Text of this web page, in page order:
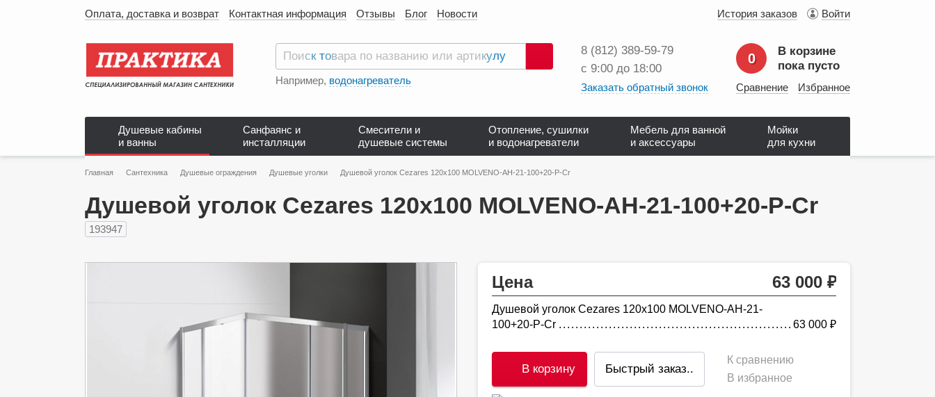
Оплата, доставка и возврат Контактная информация Отзывы Блог Новости История заказов Войти
Поиск
Например, водонагреватель
8 (812) 389‑59‑79
с 9:00 до 18:00
Заказать обратный звонок
0
В корзине
пока пусто
Сравнение Избранное
Душевые кабины
и ванны
Санфаянс и
инсталляции
Смесители и
душевые системы
Отопление, сушилки
и водонагреватели
Мебель для ванной
и аксессуары
Мойки
для кухни
Главная Сантехника Душевые ограждения Душевые уголки Душевой уголок Cezares 120х100 MOLVENO-AH-21-100+20-P-Cr
Душевой уголок Cezares 120х100 MOLVENO-AH-21-100+20-P-Cr
193947
Цена 63 000
Душевой уголок Cezares 120х100 MOLVENO-AH-21-
100+20-P-Cr
63 000
В корзину Быстрый заказ..
К сравнению
В избранное